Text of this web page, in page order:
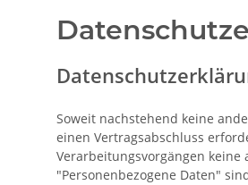
Soweit nachstehend keine
einen Vertragsabschluss
Verarbeitungsvorgängen
"Personenbezogene Daten"